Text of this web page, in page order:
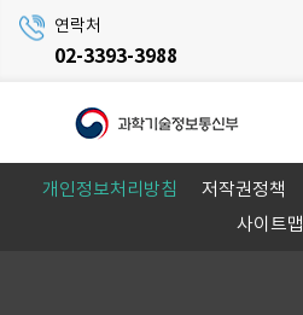
연락처
02-3393-3988
개인정보처리방침 저작권정책
사이트맵